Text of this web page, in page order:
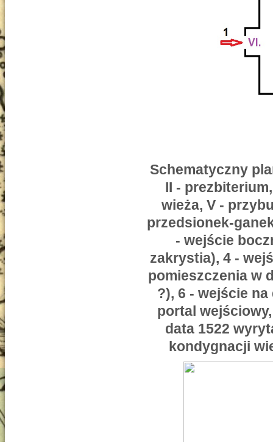
Schematyczny
II -
wieża, V -
przedsionek-
- wejście
zakrystia), 4 -
pomieszczenia w
?), 6 - wejście
portal
data 1522
kondygnacji